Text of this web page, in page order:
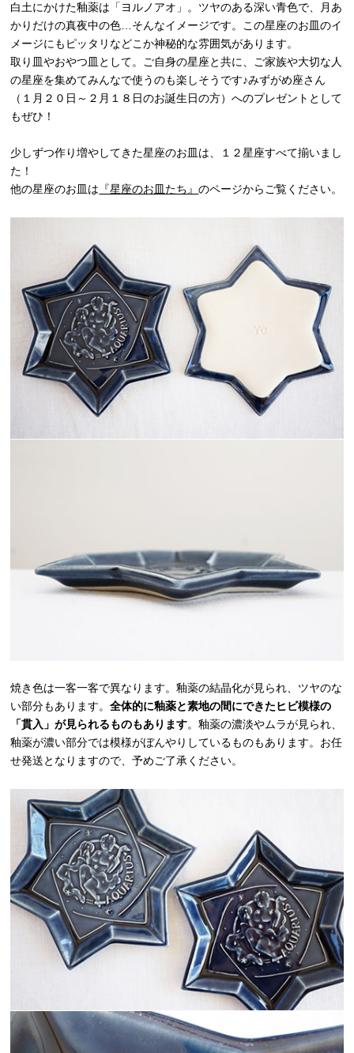
白土にかけた釉薬は「ヨルノアオ」。ツヤのある深い青色で、月あ
かりだけの真夜中の色…そんなイメージです。この星座のお皿のイ
メージにもピッタリなどこか神秘的な雰囲気があります。
取り皿やおやつ皿として。ご自身の星座と共に、ご家族や大切な人
の星座を集めてみんなで使うのも楽しそうです♪みずがめ座さん
（１月２０日～２月１８日のお誕生日の方）へのプレゼントとして
もぜひ！
少しずつ作り増やしてきた星座のお皿は、１２星座すべて揃いまし
た！
他の星座のお皿は 『星座のお皿たち』のページからご覧ください。
焼き色は一客一客で異なります。釉薬の結晶化が見られ、ツヤのな
い部分もあります。全体的に釉薬と素地の間にできたヒビ模様の
「貫入」が見られるものもあります。釉薬の濃淡やムラが見られ、
釉薬が濃い部分では模様がぼんやりしているものもあります。お任
せ発送となりますので、予めご了承ください。